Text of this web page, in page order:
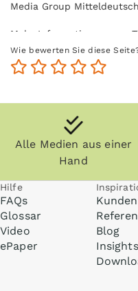
Media Group
Mehr Informationen zum
Wie bewerten Sie diese
Alle Medien aus einer
Hand
Hilfe
FAQs
Glossar
Video
ePaper
Blog
Insights